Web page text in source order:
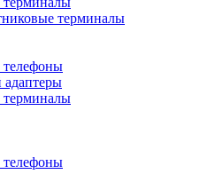
терминалы